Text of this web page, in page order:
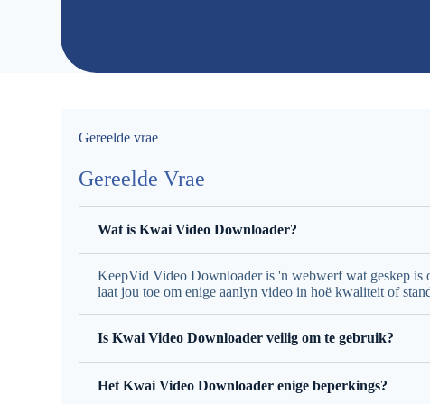
Gereelde vrae
Gereelde Vrae
Wat is Kwai Video Downloader?
KeepVid Video Downloader is 'n webwerf wat geskep
laat jou toe om enige aanlyn video in hoë kwaliteit of
Is Kwai Video Downloader veilig om te gebruik?
Het Kwai Video Downloader enige beperkings?